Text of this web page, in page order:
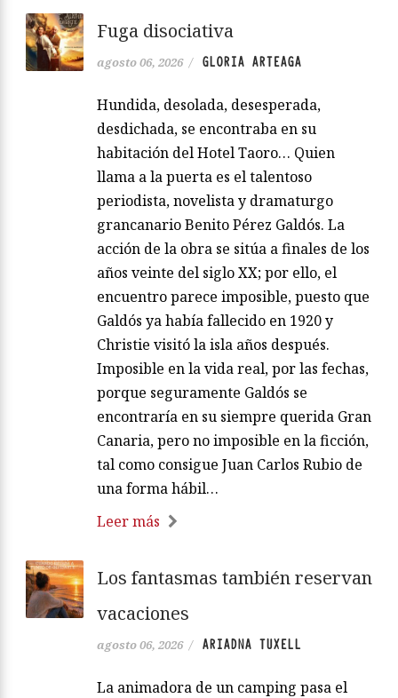
Fuga disociativa
agosto 06, 2026 / GLORIA ARTEAGA
Hundida, desolada, desesperada,
desdichada, se encontraba en su
habitación del Hotel Taoro… Quien
llama a la puerta es el talentoso
periodista, novelista y dramaturgo
grancanario Benito Pérez Galdós. La
acción de la obra se sitúa a finales de los
años veinte del siglo XX; por ello, el
encuentro parece imposible, puesto que
Galdós ya había fallecido en 1920 y
Christie visitó la isla años después.
Imposible en la vida real, por las fechas,
porque seguramente Galdós se
encontraría en su siempre querida Gran
Canaria, pero no imposible en la ficción,
tal como consigue Juan Carlos Rubio de
una forma hábil…
Leer más
Los fantasmas también reservan
vacaciones
agosto 06, 2026 / ARIADNA TUXELL
La animadora de un camping pasa el